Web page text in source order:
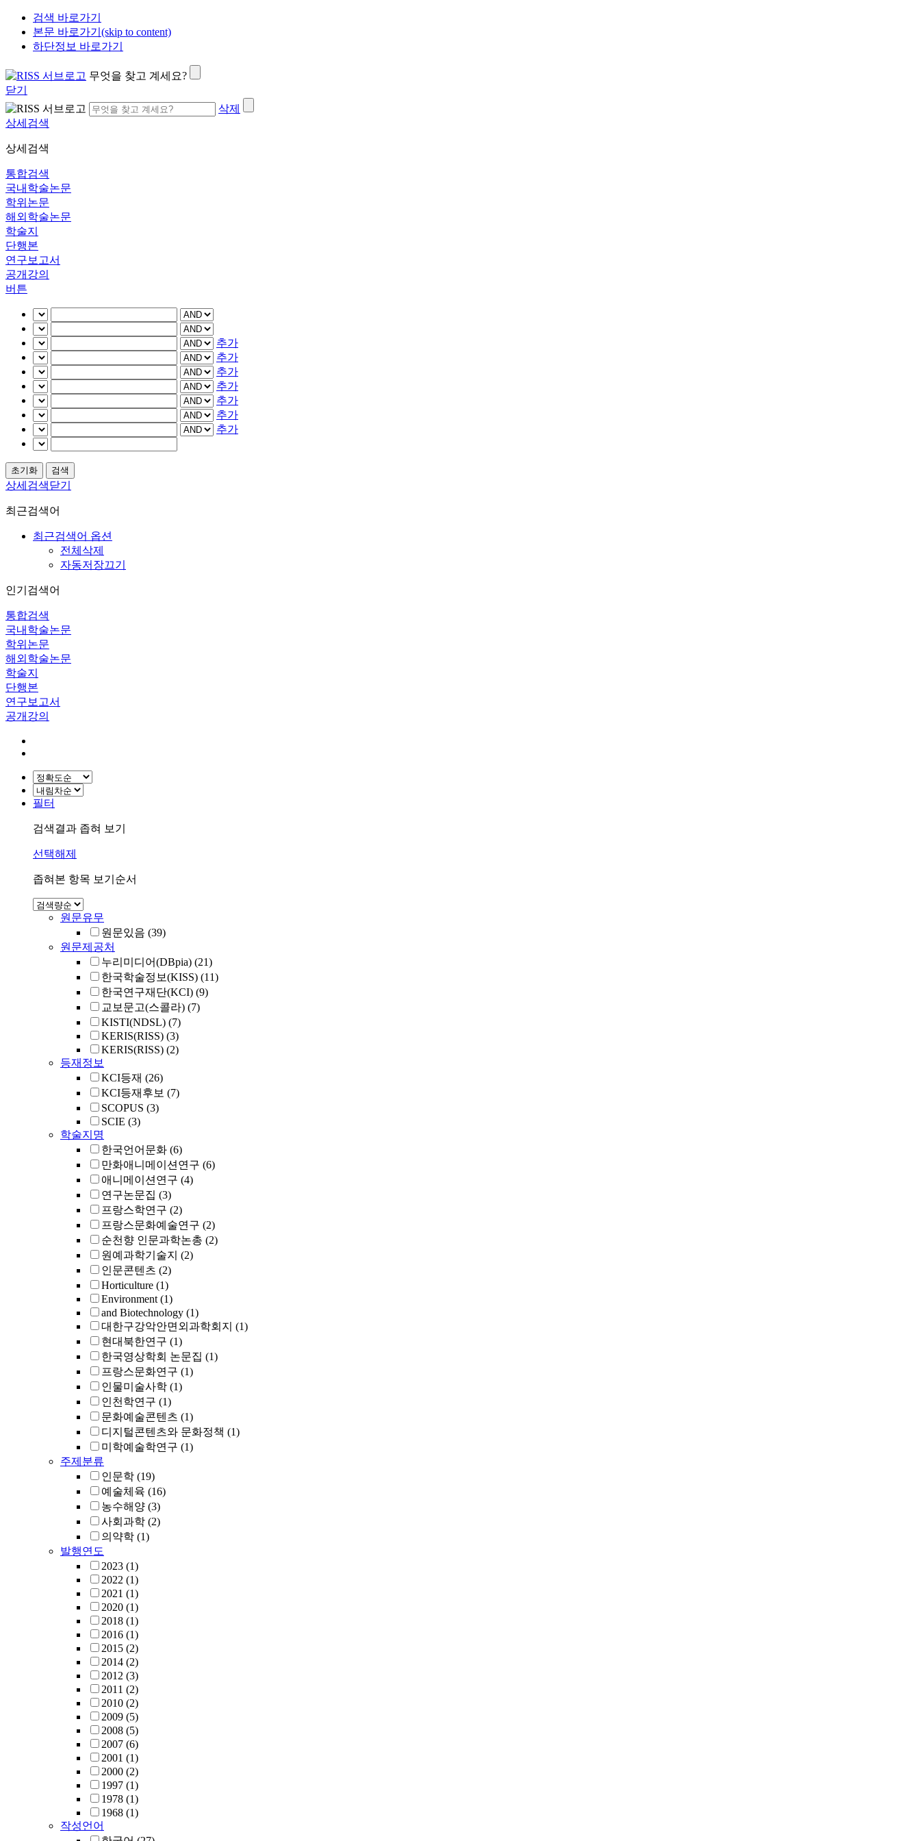
검색 바로가기
본문 바로가기(skip to content)
하단정보 바로가기
무엇을 찾고 계세요?
닫기
삭제
상세검색
상세검색
통합검색
국내학술논문
학위논문
해외학술논문
학술지
단행본
연구보고서
공개강의
버튼
추가
추가
추가
추가
추가
추가
추가
상세검색닫기
최근검색어
최근검색어 옵션
전체삭제
자동저장끄기
인기검색어
통합검색
국내학술논문
학위논문
해외학술논문
학술지
단행본
연구보고서
공개강의
필터
검색결과 좁혀 보기
선택해제
좁혀본 항목 보기순서
원문유무
원문있음 (39)
원문제공처
누리미디어(DBpia) (21)
한국학술정보(KISS) (11)
한국연구재단(KCI) (9)
교보문고(스콜라) (7)
KISTI(NDSL) (7)
KERIS(RISS) (3)
KERIS(RISS) (2)
등재정보
KCI등재 (26)
KCI등재후보 (7)
SCOPUS (3)
SCIE (3)
학술지명
한국언어문화 (6)
만화애니메이션연구 (6)
애니메이션연구 (4)
연구논문집 (3)
프랑스학연구 (2)
프랑스문화예술연구 (2)
순천향 인문과학논총 (2)
원예과학기술지 (2)
인문콘텐츠 (2)
Horticulture (1)
Environment (1)
and Biotechnology (1)
대한구강악안면외과학회지 (1)
현대북한연구 (1)
한국영상학회 논문집 (1)
프랑스문화연구 (1)
인물미술사학 (1)
인천학연구 (1)
문화예술콘텐츠 (1)
디지털콘텐츠와 문화정책 (1)
미학예술학연구 (1)
주제분류
인문학 (19)
예술체육 (16)
농수해양 (3)
사회과학 (2)
의약학 (1)
발행연도
2023 (1)
2022 (1)
2021 (1)
2020 (1)
2018 (1)
2016 (1)
2015 (2)
2014 (2)
2012 (3)
2011 (2)
2010 (2)
2009 (5)
2008 (5)
2007 (6)
2001 (1)
2000 (2)
1997 (1)
1978 (1)
1968 (1)
작성언어